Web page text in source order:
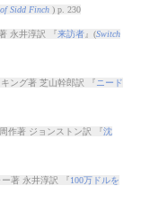
Sidd Finch) p. 230
永井淳訳 『来訪者』(Switch
ング著 芝山幹郎訳 『 ニード
作著 ジョンストン訳 『沈
著 永井淳訳 『100万ドルを